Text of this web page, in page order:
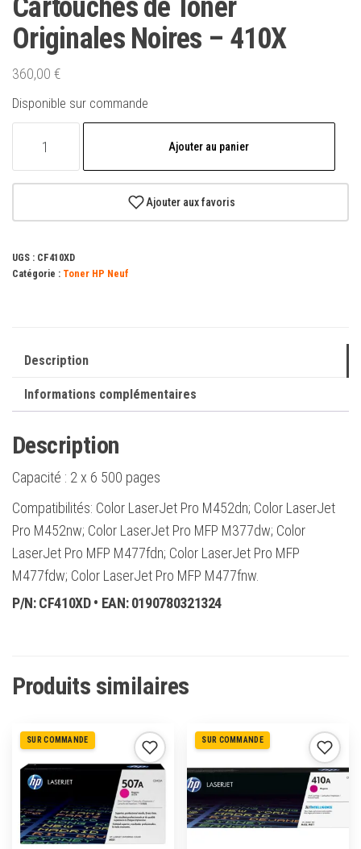
Cartouches de Toner
Originales Noires – 410X
360,00 €
Disponible sur commande
Pack
2
Originales
Ajouter au panier
Ajouter aux favoris
UGS : CF410XD
Catégorie : Toner HP Neuf
Description
Informations complémentaires
Description
Capacité : 2 x 6 500 pages
Compatibilités: Color LaserJet Pro M452dn; Color LaserJet
Pro M452nw; Color LaserJet Pro MFP M377dw; Color
LaserJet Pro MFP M477fdn; Color LaserJet Pro MFP
M477fdw; Color LaserJet Pro MFP M477fnw.
P/N:CF410XD• EAN:0190780321324
Produits similaires
SUR COMMANDE SUR COMMANDE